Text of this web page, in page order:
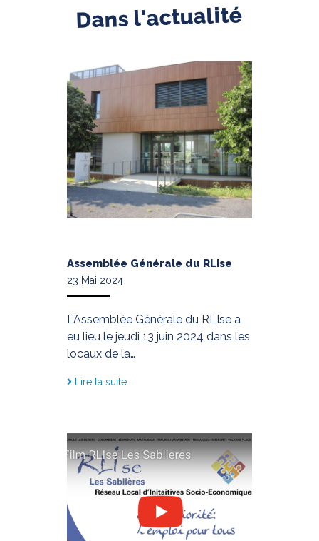
Dans l'actualité
Assemblée Générale du RLIse
23 Mai 2024
L’Assemblée Générale du RLIse a
eu lieu le jeudi 13 juin 2024 dans les
locaux de la…
Lire la suite